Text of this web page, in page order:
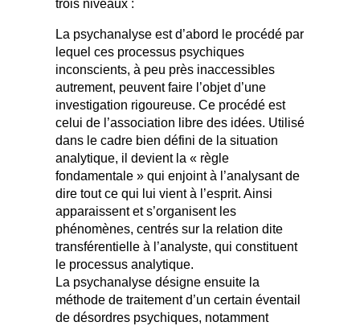
trois niveaux :
La psychanalyse est d’abord le procédé par
lequel ces processus psychiques
inconscients, à peu près inaccessibles
autrement, peuvent faire l’objet d’une
investigation rigoureuse. Ce procédé est
celui de l’association libre des idées. Utilisé
dans le cadre bien défini de la situation
analytique, il devient la « règle
fondamentale » qui enjoint à l’analysant de
dire tout ce qui lui vient à l’esprit. Ainsi
apparaissent et s’organisent les
phénomènes, centrés sur la relation dite
transférentielle à l’analyste, qui constituent
le processus analytique.
La psychanalyse désigne ensuite la
méthode de traitement d’un certain éventail
de désordres psychiques, notamment